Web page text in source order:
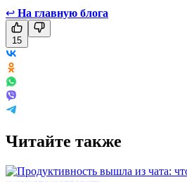
↩ На главную блога
15
Читайте также